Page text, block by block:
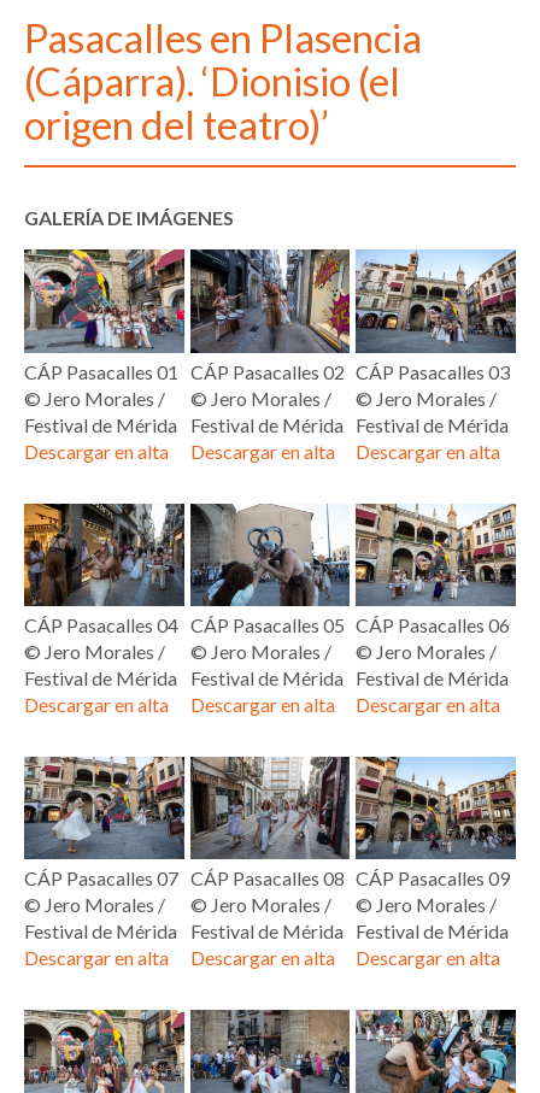
Pasacalles en Plasencia
(Cáparra). ‘Dionisio (el
origen del teatro)’
GALERÍA DE IMÁGENES
CÁP Pasacalles 01
© Jero Morales /
Festival de Mérida
Descargar en alta
CÁP Pasacalles 02
© Jero Morales /
Festival de Mérida
Descargar en alta
CÁP Pasacalles 03
© Jero Morales /
Festival de Mérida
Descargar en alta
CÁP Pasacalles 04
© Jero Morales /
Festival de Mérida
Descargar en alta
CÁP Pasacalles 05
© Jero Morales /
Festival de Mérida
Descargar en alta
CÁP Pasacalles 06
© Jero Morales /
Festival de Mérida
Descargar en alta
CÁP Pasacalles 07
© Jero Morales /
Festival de Mérida
Descargar en alta
CÁP Pasacalles 08
© Jero Morales /
Festival de Mérida
Descargar en alta
CÁP Pasacalles 09
© Jero Morales /
Festival de Mérida
Descargar en alta